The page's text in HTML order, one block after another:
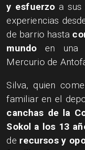
y esfuerzo a sus
experiencias
de barrio hasta
mundo en una
Mercurio de
Silva, quien
familiar en el
canchas de la
Sokol a los 13
de recursos y